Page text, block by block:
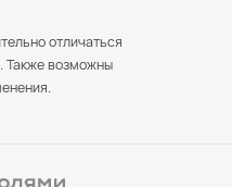
отличаться
Также возможны